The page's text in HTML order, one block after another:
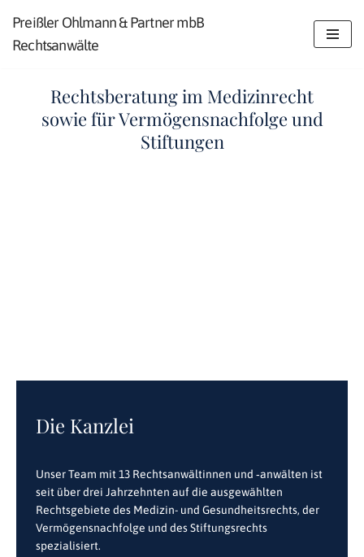
Zum
Preißler Ohlmann & Partner mbB
Rechtsanwälte
Rechtsberatung im Medizinrecht
sowie für Vermögensnachfolge und
Stiftungen
Die Kanzlei
Unser Team mit 13 Rechtsanwältinnen und ‑anwälten ist
seit über drei Jahrzehnten auf die ausgewählten
Rechtsgebiete des Medizin- und Gesundheitsrechts, der
Vermögensnachfolge und des Stiftungsrechts
spezialisiert.